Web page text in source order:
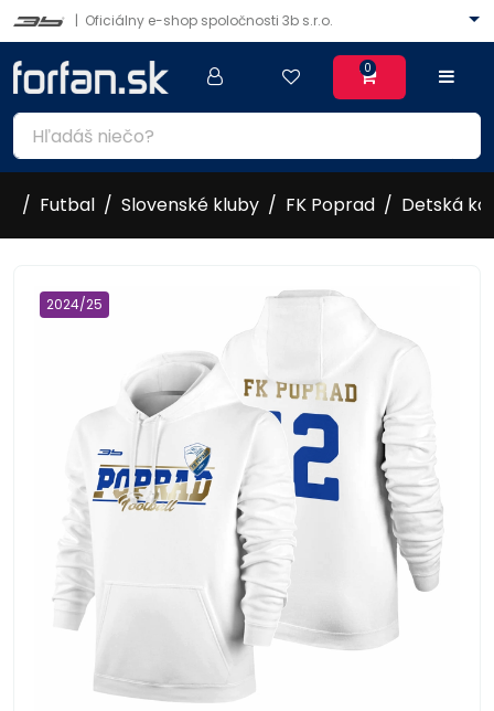
| Oficiálny e-shop spoločnosti 3b s.r.o.
0
Futbal Slovenské kluby FK Poprad Detská
2024/25